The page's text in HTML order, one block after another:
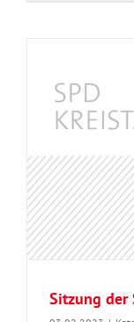
Sitzung der